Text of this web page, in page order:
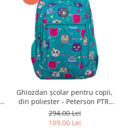
Ghiozdan școlar pentru copii,
din poliester - Peterson PTR-
PTN BIEDRONKA G28
294,00 Lei
109,00 Lei